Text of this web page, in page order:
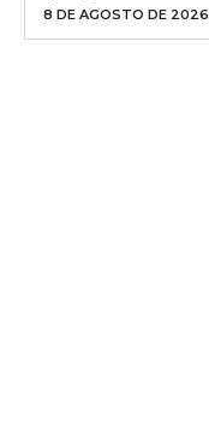
8 DE AGOSTO DE 2026